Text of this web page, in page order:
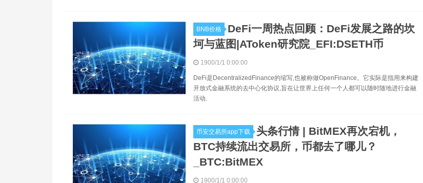
BNB价格
DeFi一周热点回顾：DeFi发展之路的坎
坷与蓝图|AToken研究院_EFI:DSETH币
1900/1/1 0:00:00
DeFi是DecentralizedFinance的缩写,也被称做OpenFinance。它实际是指用来构建
开放式金融系统的去中心化协议,旨在让世界上任何一个人都可以随时随地进行金融
活动.
币安交易所app下载
头条行情 | BitMEX再次宕机，
BTC持续流出交易所，币都去了哪儿？
_BTC:BitMEX
1900/1/1 0:00:00